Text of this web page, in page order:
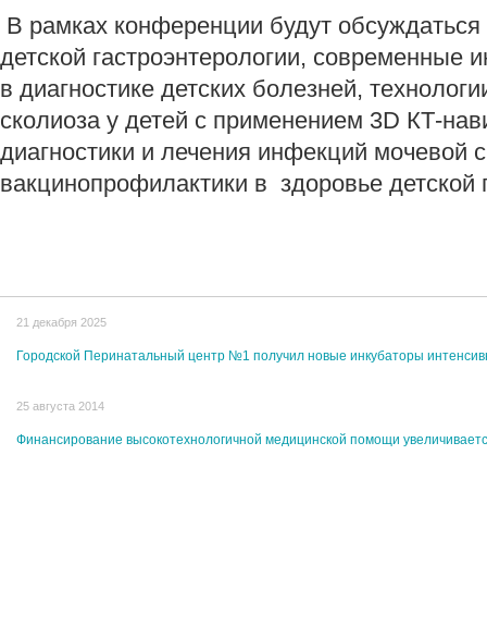
В рамках конференции будут
детской гастроэнтерологии, современные
в диагностике детских болезней,
сколиоза у детей с применением 3D КТ-
диагностики и лечения инфекций мочевой
вакцинопрофилактики в здоровье детской
21 декабря 2025
Городской Перинатальный центр №1 получил новые инкубаторы
25 августа 2014
Финансирование высокотехнологичной медицинской помощи